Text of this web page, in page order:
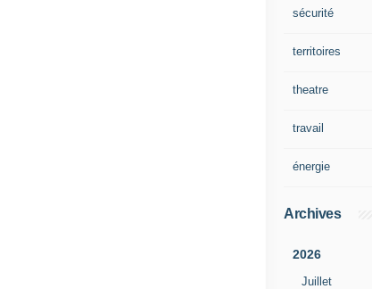
sécurité
territoires
theatre
travail
énergie
Archives
2026
Juillet